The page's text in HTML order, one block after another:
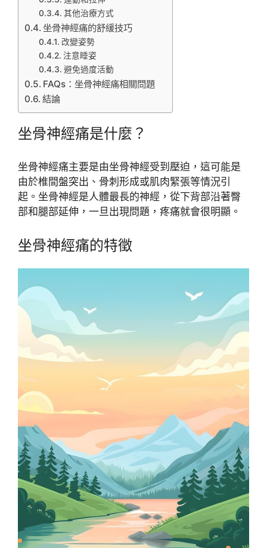
其他治療方式
坐骨神經痛的舒緩技巧
改變姿勢
注意睡姿
避免過度活動
FAQs：坐骨神經痛相關問題
結論
坐骨神經痛是什麼？
坐骨神經痛主要是由坐骨神經受到壓迫，這可能是
由於椎間盤突出、骨刺形成或肌肉緊張等情況引
起。坐骨神經是人體最長的神經，從下背部沿著臀
部和腿部延伸，一旦出現問題，疼痛就會很明顯。
坐骨神經痛的特徵